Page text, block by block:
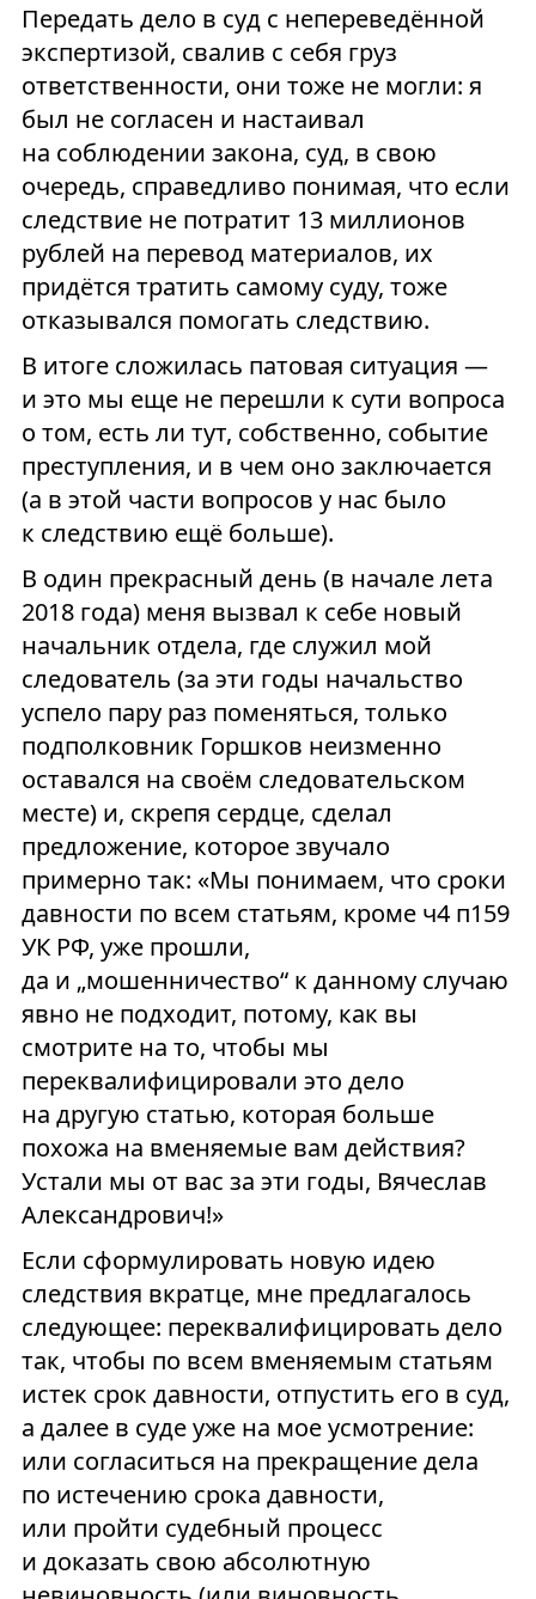
Передать дело в суд с непереведённой
экспертизой, свалив с себя груз
ответственности, они тоже не могли: я
был не согласен и настаивал
на соблюдении закона, суд, в свою
очередь, справедливо понимая, что если
следствие не потратит 13 миллионов
рублей на перевод материалов, их
придётся тратить самому суду, тоже
отказывался помогать следствию.
В итоге сложилась патовая ситуация —
и это мы еще не перешли к сути вопроса
о том, есть ли тут, собственно, событие
преступления, и в чем оно заключается
(а в этой части вопросов у нас было
к следствию ещё больше).
В один прекрасный день (в начале лета
2018 года) меня вызвал к себе новый
начальник отдела, где служил мой
следователь (за эти годы начальство
успело пару раз поменяться, только
подполковник Горшков неизменно
оставался на своём следовательском
месте) и, скрепя сердце, сделал
предложение, которое звучало
примерно так: «Мы понимаем, что сроки
давности по всем статьям, кроме ч4 п159
УК РФ, уже прошли,
да и „мошенничество“ к данному случаю
явно не подходит, потому, как вы
смотрите на то, чтобы мы
переквалифицировали это дело
на другую статью, которая больше
похожа на вменяемые вам действия?
Устали мы от вас за эти годы, Вячеслав
Александрович!»
Если сформулировать новую идею
следствия вкратце, мне предлагалось
следующее: переквалифицировать дело
так, чтобы по всем вменяемым статьям
истек срок давности, отпустить его в суд,
а далее в суде уже на мое усмотрение:
или согласиться на прекращение дела
по истечению срока давности,
или пройти судебный процесс
и доказать свою абсолютную